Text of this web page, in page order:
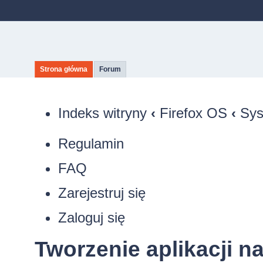
Strona główna Forum
Indeks witryny ‹ Firefox OS ‹
Regulamin
FAQ
Zarejestruj się
Zaloguj się
Tworzenie aplikacji